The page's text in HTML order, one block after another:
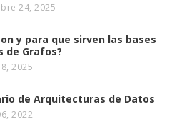
24, 2025
y para que sirven las bases
de Grafos?
2025
de Arquitecturas de Datos
2022